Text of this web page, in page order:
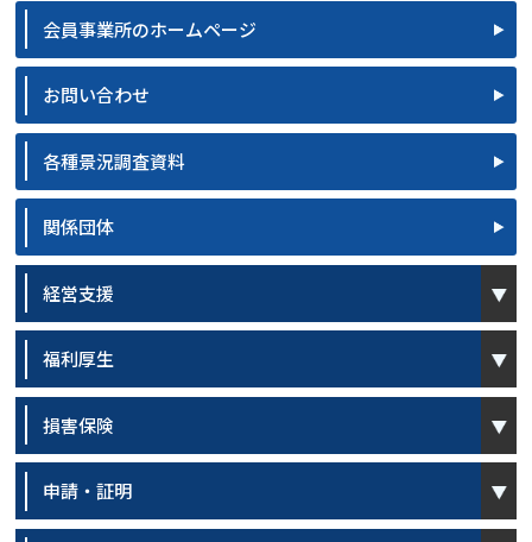
会員事業所のホームページ
お問い合わせ
各種景況調査資料
関係団体
経営支援
福利厚生
損害保険
申請・証明